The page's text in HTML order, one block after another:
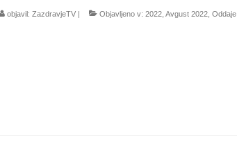
objavil: ZazdravjeTV| Objavljeno v: 2022, Avgust 2022, Oddaje